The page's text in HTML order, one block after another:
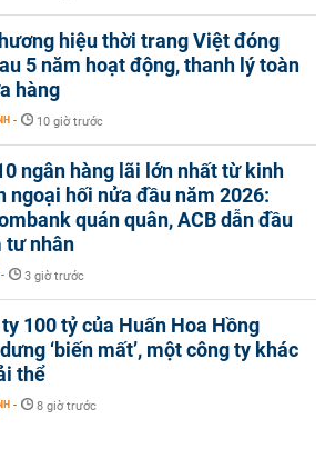
hiệu thời trang Việt đóng
5 năm hoạt động, thanh lý toàn
hàng
- 10 giờ trước
ngân hàng lãi lớn nhất từ kinh
ngoại hối nửa đầu năm 2026:
quán quân, ACB dẫn đầu
tư nhân
- 3 giờ trước
100 tỷ của Huấn Hoa Hồng
‘biến mất’, một công ty khác
thể
- 8 giờ trước